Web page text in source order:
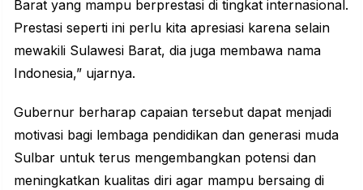
Barat yang mampu berprestasi di tingkat internasional.
Prestasi seperti ini perlu kita apresiasi karena selain
mewakili Sulawesi Barat, dia juga membawa nama
Indonesia,” ujarnya.
Gubernur berharap capaian tersebut dapat menjadi
motivasi bagi lembaga pendidikan dan generasi muda
Sulbar untuk terus mengembangkan potensi dan
meningkatkan kualitas diri agar mampu bersaing di